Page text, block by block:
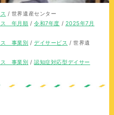
/ 世界遺産センター
ス 年月順 /令和7年度 / 2025年7月
ス 事業別 /デイサービス /世界遺
ス 事業別 /認知症対応型デイサー